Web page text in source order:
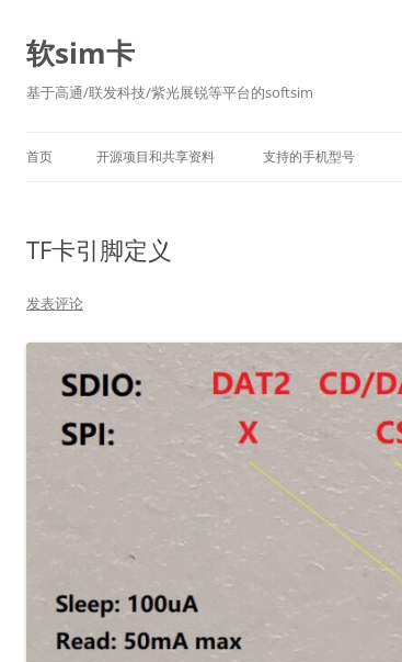
软sim卡
基于高通/联发科技/紫光展锐等平台的softsim
首页 开源项目和共享资料 支持的手机型号
TF卡引脚定义
发表评论